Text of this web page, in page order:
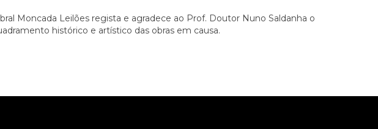
Moncada Leilões regista e agradece ao Prof. Doutor Nuno Saldanha o
histórico e artístico das obras em causa.